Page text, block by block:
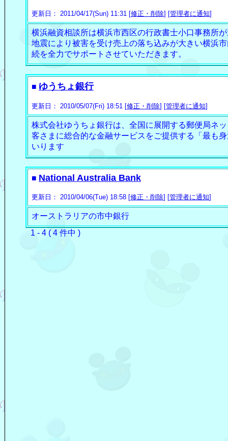
更新日： 2011/04/17(Sun) 11:31 [修正・削除] [管理者に通知]
横浜融資相談所は横浜市西区の行政書士小口事務所
地震により被害を受け売上の落ち込みが大きい横浜
続を全力でサポートさせていただきます。
■ ゆうちょ銀行
更新日： 2010/05/07(Fri) 18:51 [修正・削除] [管理者に通知]
株式会社ゆうちょ銀行は、全国に展開する郵便局ネ
客さまに総合的な金融サービスをご提供する「最も
いります
■ National Australia Bank
更新日： 2010/04/06(Tue) 18:58 [修正・削除] [管理者に通知]
オーストラリアの市中銀行
1 - 4 ( 4 件中 )